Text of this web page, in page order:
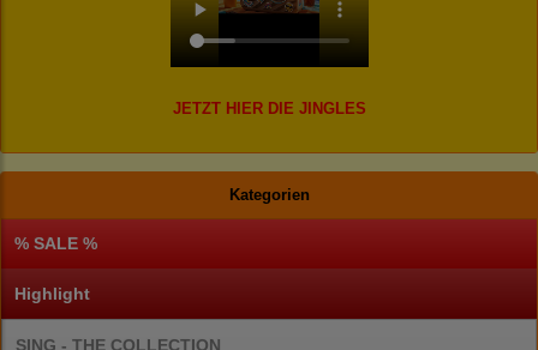
JETZT HIER DIE JINGLES
Kategorien
% SALE %
Highlight
SING - THE COLLECTION